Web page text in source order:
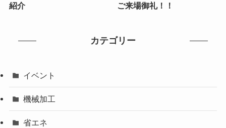
紹介
ご来場御礼！！
カテゴリー
イベント
機械加工
省エネ